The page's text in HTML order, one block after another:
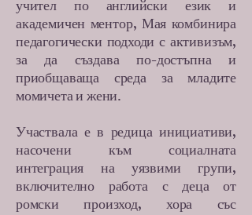
учител по английски език и
академичен ментор, Мая комбинира
педагогически подходи с активизъм,
за да създава по-достъпна и
приобщаваща среда за младите
момичета и жени.
Участвала е в редица инициативи,
насочени към социалната
интеграция на уязвими групи,
включително работа с деца от
ромски произход, хора със